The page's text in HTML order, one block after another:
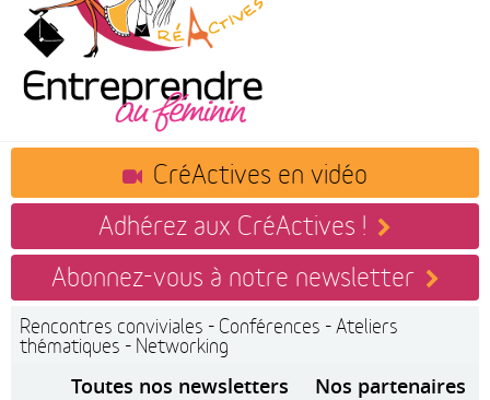
CréActives en vidéo
Adhérez aux CréActives !
Abonnez-vous à notre newsletter
Rencontres conviviales - Conférences - Ateliers
thématiques - Networking
Toutes nos newsletters
Nos partenaires